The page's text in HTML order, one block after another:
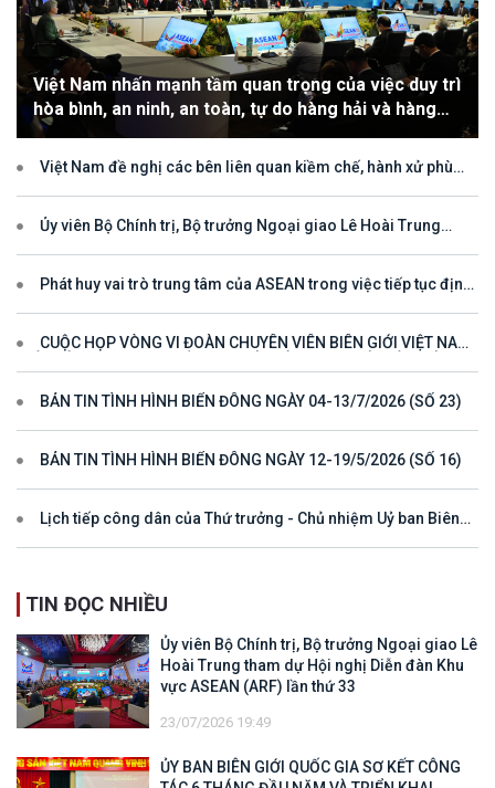
Việt Nam nhấn mạnh tầm quan trọng của việc duy trì
hòa bình, an ninh, an toàn, tự do hàng hải và hàng
không
Việt Nam đề nghị các bên liên quan kiềm chế, hành xử phù
phán đối với vùng đặc quyền kinh tế và thềm lục địa của quốc gia
ven biển
Ủy viên Bộ Chính trị, Bộ trưởng Ngoại giao Lê Hoài Trung
Phát huy vai trò trung tâm của ASEAN trong việc tiếp tục định
CUỘC HỌP VÒNG VI ĐOÀN CHUYÊN VIÊN BIÊN GIỚI VIỆT NAM
TRIỂN
BẢN TIN TÌNH HÌNH BIỂN ĐÔNG NGÀY 04-13/7/2026 (SỐ 23)
BẢN TIN TÌNH HÌNH BIỂN ĐÔNG NGÀY 12-19/5/2026 (SỐ 16)
Lịch tiếp công dân của Thứ trưởng - Chủ nhiệm Uỷ ban Biên
TIN ĐỌC NHIỀU
Ủy viên Bộ Chính trị, Bộ trưởng Ngoại giao Lê
Hoài Trung tham dự Hội nghị Diễn đàn Khu
vực ASEAN (ARF) lần thứ 33
23/07/2026 19:49
ỦY BAN BIÊN GIỚI QUỐC GIA SƠ KẾT CÔNG